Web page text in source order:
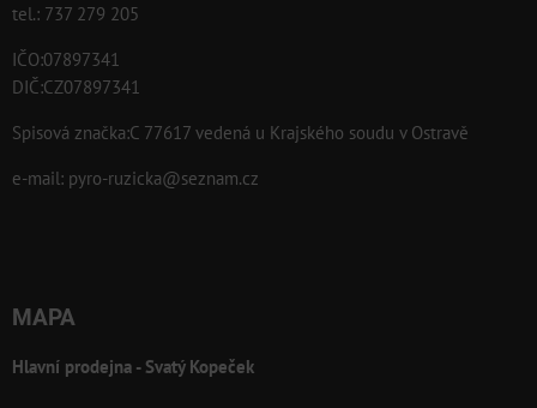
tel.: 737 279 205
IČO:07897341
DIČ:CZ07897341
Spisová značka:C 77617 vedená u Krajského soudu v Ostravě
e-mail: pyro-ruzicka@seznam.cz
MAPA
Hlavní prodejna - Svatý Kopeček